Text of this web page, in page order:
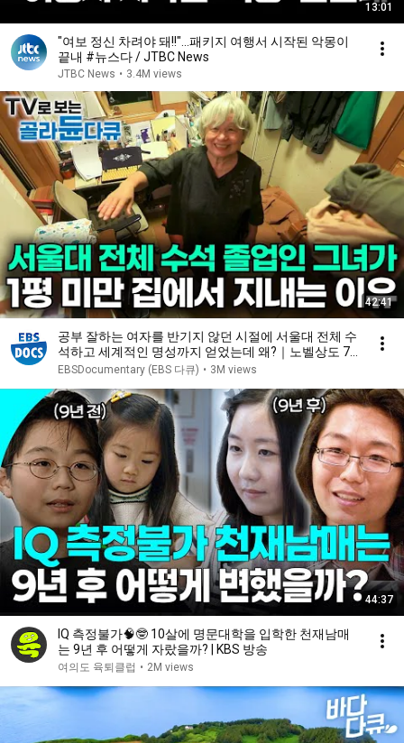
13:01
"여보 정신 차려야 돼!!"…패키지 여행서 시작된 악몽이
끝내 #뉴스다 / JTBC News
JTBC News • 3.4M views
42:41
공부 잘하는 여자를 반기지 않던 시절에 서울대 전체 수
석하고 세계적인 명성까지 얻었는데 왜?｜노벨상도 7
성급 호텔도 부럽지 않은 어느 학자의 품격｜여백서원
EBSDocumentary (EBS 다큐) • 3M views
44:37
IQ 측정불가🧠🤓 10살에 명문대학을 입학한 천재남매
는 9년 후 어떻게 자랐을까? | KBS 방송
여의도 육퇴클럽 • 2M views